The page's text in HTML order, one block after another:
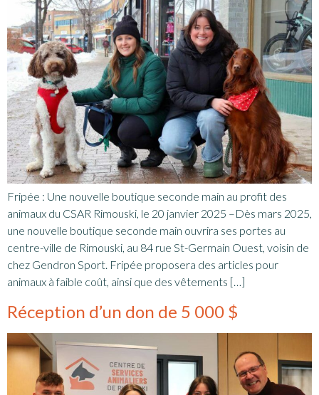
Fripée : Une nouvelle boutique seconde main au profit des
animaux du CSAR Rimouski, le 20 janvier 2025 –Dès mars 2025,
une nouvelle boutique seconde main ouvrira ses portes au
centre-ville de Rimouski, au 84 rue St-Germain Ouest, voisin de
chez Gendron Sport. Fripée proposera des articles pour
animaux à faible coût, ainsi que des vêtements […]
Réception d’un don de 5 000 $